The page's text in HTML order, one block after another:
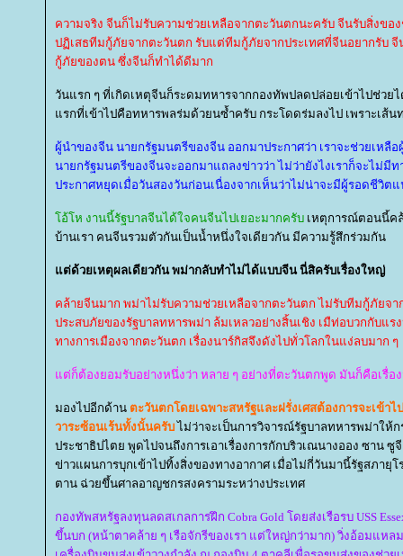
ความจริง จีนก็ไม่รับความช่วยเหลือจากตะวันตกนะครับ จีนรับสิ่งขอ
ปฏิเสธทีมกู้ภัยจากตะวันตก รับแต่ทีมกู้ภัยจากประเทศที่จีนอยากรับ
กู้ภัยของตน ซึ่งจีนก็ทำได้ดีมาก
วันแรก ๆ ที่เกิดเหตุจีนก็ระดมทหารจากกองทัพปลดปล่อยเข้าไปช่วยไ
รกที่เข้าไปคือทหารพลร่มด้วยนซ้ำครับ กระโดดร่มลงไป เพราะเส้
ผู้นำของจีน นายกรัฐมนตรีของจีน ออกมาประกาศว่า เราจะช่วยเหลื
นายกรัฐมนตรีของจีนจะออกมาแถลงข่าวว่า ไม่ว่ายังไงเราก็จะไม่
ประกาศหยุดเมื่อวันสองวันก่อนเนื่องจากเห็นว่าไม่น่าจะมีผู้รอดชีวิต
อ้โห งานนี้รัฐบาลจีนได้ใจคนจีนไปเยอะมากครับ เหตุการณ์ตอนนี้ค
บ้านเรา คนจีนรวมตัวกันเป็นน้ำหนึ่งใจเดียวกัน มีความรู้สึกร่วมกัน
ต่ด้วยเหตุผลเดียวกัน พม่ากลับทำไม่ได้แบบจีน นี่สิครับเรื่องใหญ่
คล้ายจีนมาก พม่าไม่รับความช่วยเหลือจากตะวันตก ไม่รับทีมกู้ภัยจา
ประสบภัยของรัฐบาลทหารพม่า ล้มเหลวอย่างสิ้นเชิง เมืท่อบวกกับแ
ทางการเมืองจากตะวันตก เรื่องนาร์กิสจึงดังไปทั่วโลกในแง่ลบมาก ๆ
ต่ก็ต้องยอมรับอย่างหนึ่งว่า หลาย ๆ อย่างที่ตะวันตกพูด มันก็คือเรื่อง
มองไปอีกด้าน ตะวันตกโดยเฉพาะสหรัฐและฝรั่งเศสต้องการจะเข้า
วาระซ้อนเร้นทั้งนั้นครับ ไม่ว่าจะเป็นการวิจารณ์รัฐบาลทหารพม่าให้
ประชาธิปไตย พูดไปจนถึงการเอาเรื่องการกักบริวเณนางออง ซาน
ข่าวแผนการบุกเข้าไปทิ้งสิ่งของทางอากาศ เมื่อไม่กี่วันมานี้รัฐสภายุ
ตาน ฉ่วยขึ้นศาลอาญชกรสงครามระหว่างประเทศ
กองทัพสหรัฐลงทุนลดสเกลการฝึก Cobra Gold โดยส่งเรือรบ USS
ขึ้นบก (หน้าตาคล้าย ๆ เรือจักรีของเรา แต่ใหญ่กว่ามาก) วิ่งอ้อมแห